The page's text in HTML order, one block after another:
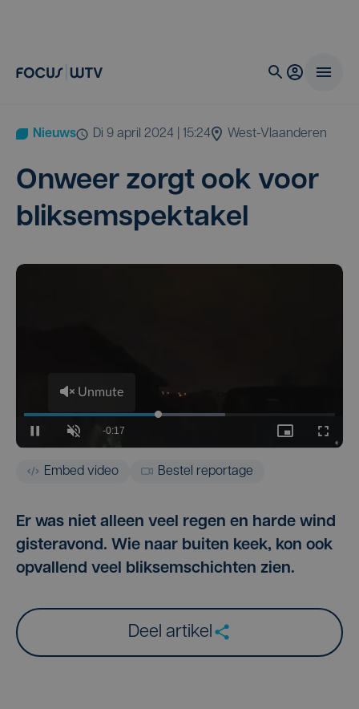
Nieuws di 9 april 2024 | 15:24 West-Vlaanderen
Onweer zorgt ook voor
bliksemspektakel
Embed video Bestel reportage
Er was niet alleen veel regen en harde wind
gisteravond. Wie naar buiten keek, kon ook
opvallend veel bliksemschichten zien.
Deel artikel